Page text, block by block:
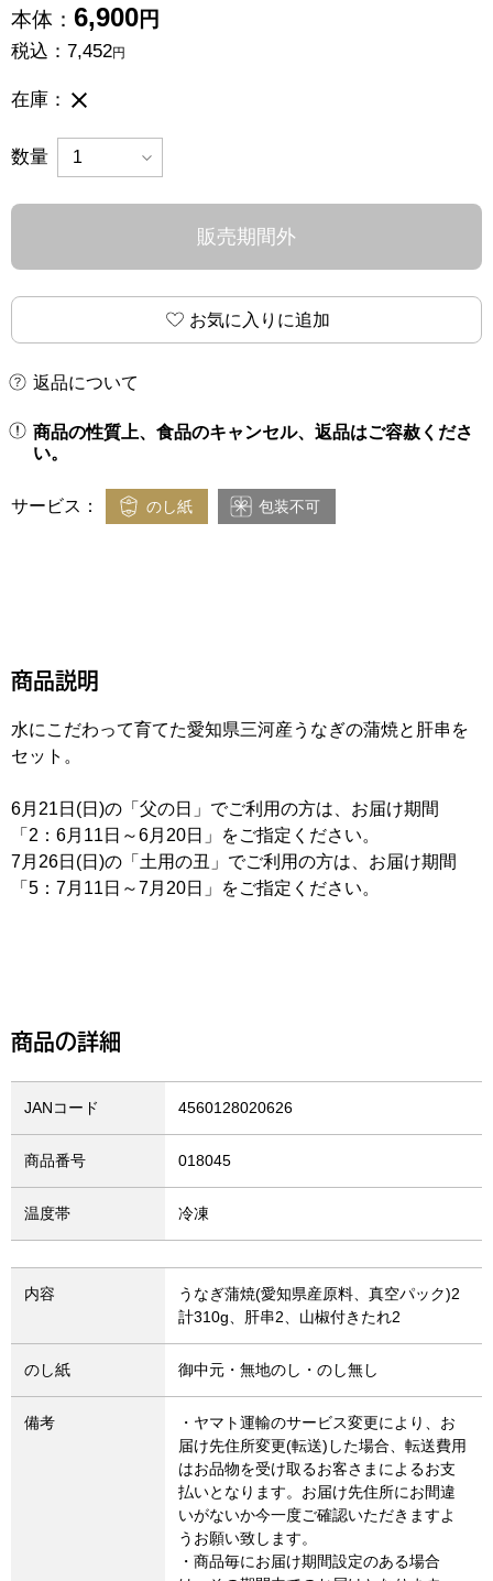
本体： 6,900円
税込： 7,452円
在庫： 完売御礼
数量
販売期間外
お気に入りに追加
返品について
商品の性質上、食品のキャンセル、返品はご容赦くださ
い。
サービス： のし紙 包装不可
商品説明
水にこだわって育てた愛知県三河産うなぎの蒲焼と肝串を
セット。
6月21日(日)の「父の日」でご利用の方は、お届け期間
「2：6月11日～6月20日」をご指定ください。
7月26日(日)の「土用の丑」でご利用の方は、お届け期間
「5：7月11日～7月20日」をご指定ください。
商品の詳細
JANコード 4560128020626
商品番号 018045
温度帯 冷凍
内容
うなぎ蒲焼(愛知県産原料、真空パック)2
計310g、肝串2、山椒付きたれ2
のし紙 御中元・無地のし・のし無し
備考
・ヤマト運輸のサービス変更により、お
届け先住所変更(転送)した場合、転送費用
はお品物を受け取るお客さまによるお支
払いとなります。お届け先住所にお間違
いがないか今一度ご確認いただきますよ
うお願い致します。
・商品毎にお届け期間設定のある場合